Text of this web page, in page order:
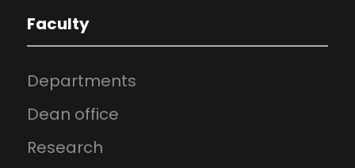
Faculty
Departments
Dean office
Research